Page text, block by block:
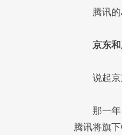
腾讯
京东
说起
那一年
腾讯将旗